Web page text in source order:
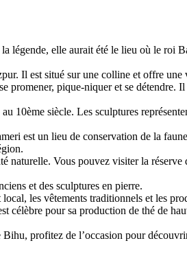
légende, elle aurait été le lieu où le roi
Il est situé sur une colline et offre une
pique-niquer et se détendre.
10ème siècle. Les sculptures
est un lieu de conservation de la
naturelle. Vous pouvez visiter la
et des sculptures en pierre.
les vêtements traditionnels et les
célèbre pour sa production de thé de
profitez de l’occasion pour